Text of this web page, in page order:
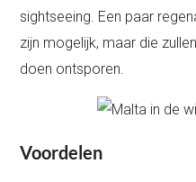
sightseeing. Een paar
zijn mogelijk, maar die
doen ontsporen.
Voordelen